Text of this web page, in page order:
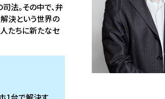
法。その中で、弁
決という世界の
人たちに新たなセ